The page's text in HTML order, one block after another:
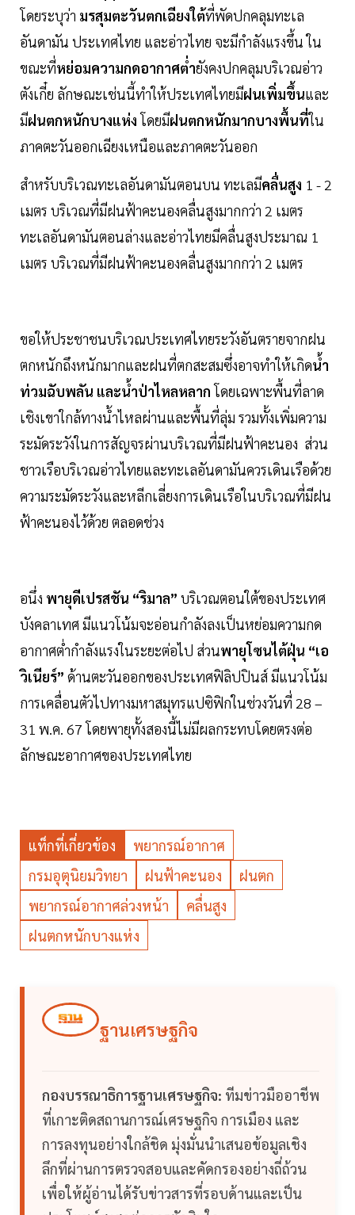
โดยระบุว่า มรสุมตะวันตกเฉียงใต้ที่พัดปกคลุมทะเล
อันดามัน ประเทศไทย และอ่าวไทย จะมีกำลังแรงขึ้น ใน
ขณะที่หย่อมความกดอากาศต่ำยังคงปกคลุมบริเวณอ่าว
ตังเกี๋ย ลักษณะเช่นนี้ทำให้ประเทศไทยมีฝนเพิ่มขึ้นและ
มีฝนตกหนักบางแห่งโดยมีฝนตกหนักมากบางพื้นที่ใน
ภาคตะวันออกเฉียงเหนือและภาคตะวันออก
สำหรับบริเวณทะเลอันดามันตอนบน ทะเลมีคลื่นสูง 1 - 2
เมตร บริเวณที่มีฝนฟ้าคะนองคลื่นสูงมากกว่า 2 เมตร
ทะเลอันดามันตอนล่างและอ่าวไทยมีคลื่นสูงประมาณ 1
เมตร บริเวณที่มีฝนฟ้าคะนองคลื่นสูงมากกว่า 2 เมตร
ขอให้ประชาชนบริเวณประเทศไทยระวังอันตรายจากฝน
ตกหนักถึงหนักมากและฝนที่ตกสะสมซึ่งอาจทำให้เกิดน้ำ
ท่วมฉับพลัน และน้ำป่าไหลหลากโดยเฉพาะพื้นที่ลาด
เชิงเขาใกล้ทางน้ำไหลผ่านและพื้นที่ลุ่ม รวมทั้งเพิ่มความ
ระมัดระวังในการสัญจรผ่านบริเวณที่มีฝนฟ้าคะนอง ส่วน
ชาวเรือบริเวณอ่าวไทยและทะเลอันดามันควรเดินเรือด้วย
ความระมัดระวังและหลีกเลี่ยงการเดินเรือในบริเวณที่มีฝน
ฟ้าคะนองไว้ด้วย ตลอดช่วง
อนึ่ง พายุดีเปรสชัน “ริมาล” บริเวณตอนใต้ของประเทศ
บังคลาเทศ มีแนวโน้มจะอ่อนกำลังลงเป็นหย่อมความกด
อากาศต่ำกำลังแรงในระยะต่อไป ส่วนพายุโซนไต้ฝุ่น “เอ
วิเนียร์” ด้านตะวันออกของประเทศฟิลิปปินส์ มีแนวโน้ม
การเคลื่อนตัวไปทางมหาสมุทรแปซิฟิกในช่วงวันที่ 28 –
31 พ.ค. 67 โดยพายุทั้งสองนี้ไม่มีผลกระทบโดยตรงต่อ
ลักษณะอากาศของประเทศไทย
แท็กที่เกี่ยวข้อง
พยากรณ์อากาศ
กรมอุตุนิยมวิทยา
ฝนฟ้าคะนอง
ฝนตก
พยากรณ์อากาศล่วงหน้า
คลื่นสูง
ฝนตกหนักบางแห่ง
ฐานเศรษฐกิจ
กองบรรณาธิการฐานเศรษฐกิจ: ทีมข่าวมืออาชีพ
ที่เกาะติดสถานการณ์เศรษฐกิจ การเมือง และ
การลงทุนอย่างใกล้ชิด มุ่งมั่นนำเสนอข้อมูลเชิง
ลึกที่ผ่านการตรวจสอบและคัดกรองอย่างถี่ถ้วน
เพื่อให้ผู้อ่านได้รับข่าวสารที่รอบด้านและเป็น